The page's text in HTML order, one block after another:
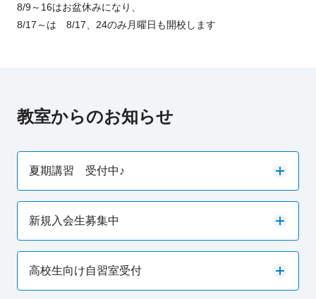
8/9～16はお盆休みになり、
8/17～は 8/17、24のみ月曜日も開校します
教室からのお知らせ
夏期講習 受付中♪
新規入会生募集中
高校生向け自習室受付